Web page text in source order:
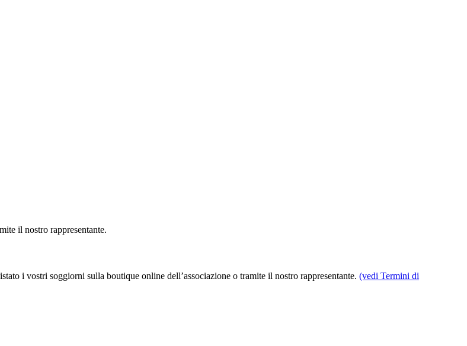
il nostro rappresentante.
i vostri soggiorni sulla boutique online dell’associazione o tramite il nostro rappresentante. (vedi Termini di